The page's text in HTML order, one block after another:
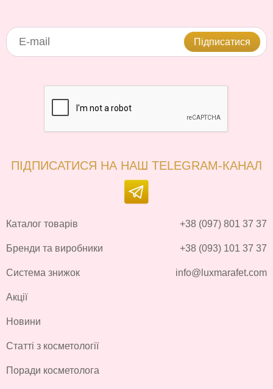
Підписатися
ПІДПИСАТИСЯ НА НАШ TELEGRAM-КАНАЛ
Каталог товарів
Бренди та виробники
Система знижок
Акції
Новини
Статті з косметології
Поради косметолога
+38 (097) 801 37 37
+38 (093) 101 37 37
info@luxmarafet.com